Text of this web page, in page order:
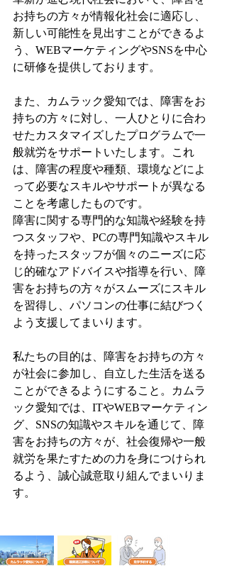
お持ちの方々が情報化社会に適応し、
新しい可能性を見出すことができるよ
う、WEBマーケティングやSNSを中心
に研修を提供しております。
また、カムラック愛知では、障害をお
持ちの方々に対し、一人ひとりに合わ
せたカスタマイズしたプログラムで一
般就労をサポートいたします。これ
は、障害の程度や種類、環境などによ
って必要なスキルやサポートが異なる
ことを考慮したものです。
障害に関する専門的な知識や経験を持
つスタッフや、PCの専門知識やスキル
を持ったスタッフが個々のニーズに応
じ的確なアドバイスや指導を行い、障
害をお持ちの方々がスムーズにスキル
を習得し、パソコンの仕事に結びつく
よう支援してまいります。
私たちの目的は、障害をお持ちの方々
が社会に参加し、自立した生活を送る
ことができるようにすること。カムラ
ック愛知では、ITやWEBマーケティン
グ、SNSの知識やスキルを通じて、障
害をお持ちの方々が、社会復帰や一般
就労を果たすための力を身につけられ
るよう、誠心誠意取り組んでまいりま
す。